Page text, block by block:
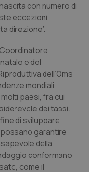
con numero di
eccezioni
direzione”.
Coordinatore
e del
dell’Oms
mondiali
paesi, fra cui
dei tassi.
di sviluppare
garantire
della
confermano
come il